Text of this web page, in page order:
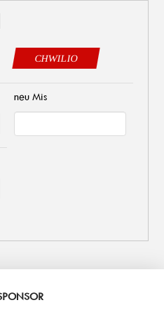
CHWILIO
neu Mis